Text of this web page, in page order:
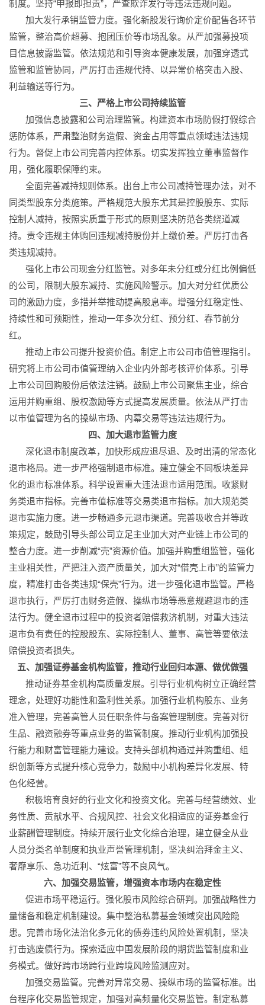
制度。坚持“申报即担责”，严查欺诈发行等违法违规问题。
加大发行承销监管力度。强化新股发行询价定价配售各环节
监管，整治高价超募、抱团压价等市场乱象。从严加强募投项
目信息披露监管。依法规范和引导资本健康发展，加强穿透式
监管和监管协同，严厉打击违规代持、以异常价格突击入股、
利益输送等行为。
三、严格上市公司持续监管
加强信息披露和公司治理监管。构建资本市场防假打假综合
惩防体系，严肃整治财务造假、资金占用等重点领域违法违规
行为。督促上市公司完善内控体系。切实发挥独立董事监督作
用，强化履职保障约束。
全面完善减持规则体系。出台上市公司减持管理办法，对不
同类型股东分类施策。严格规范大股东尤其是控股股东、实际
控制人减持，按照实质重于形式的原则坚决防范各类绕道减
持。责令违规主体购回违规减持股份并上缴价差。严厉打击各
类违规减持。
强化上市公司现金分红监管。对多年未分红或分红比例偏低
的公司，限制大股东减持、实施风险警示。加大对分红优质公
司的激励力度，多措并举推动提高股息率。增强分红稳定性、
持续性和可预期性，推动一年多次分红、预分红、春节前分
红。
推动上市公司提升投资价值。制定上市公司市值管理指引。
研究将上市公司市值管理纳入企业内外部考核评价体系。引导
上市公司回购股份后依法注销。鼓励上市公司聚焦主业，综合
运用并购重组、股权激励等方式提高发展质量。依法从严打击
以市值管理为名的操纵市场、内幕交易等违法违规行为。
四、加大退市监管力度
深化退市制度改革，加快形成应退尽退、及时出清的常态化
退市格局。进一步严格强制退市标准。建立健全不同板块差异
化的退市标准体系。科学设置重大违法退市适用范围。收紧财
务类退市指标。完善市值标准等交易类退市指标。加大规范类
退市实施力度。进一步畅通多元退市渠道。完善吸收合并等政
策规定，鼓励引导头部公司立足主业加大对产业链上市公司的
整合力度。进一步削减“壳”资源价值。加强并购重组监管，强化
主业相关性，严把注入资产质量关，加大对“借壳上市”的监管力
度，精准打击各类违规“保壳”行为。进一步强化退市监管。严格
退市执行，严厉打击财务造假、操纵市场等恶意规避退市的违
法行为。健全退市过程中的投资者赔偿救济机制，对重大违法
退市负有责任的控股股东、实际控制人、董事、高管等要依法
赔偿投资者损失。
五、加强证券基金机构监管，推动行业回归本源、做优做强
推动证券基金机构高质量发展。引导行业机构树立正确经营
理念，处理好功能性和盈利性关系。加强行业机构股东、业务
准入管理，完善高管人员任职条件与备案管理制度。完善对衍
生品、融资融券等重点业务的监管制度。推动行业机构加强投
行能力和财富管理能力建设。支持头部机构通过并购重组、组
织创新等方式提升核心竞争力，鼓励中小机构差异化发展、特
色化经营。
积极培育良好的行业文化和投资文化。完善与经营绩效、业
务性质、贡献水平、合规风控、社会文化相适应的证券基金行
业薪酬管理制度。持续开展行业文化综合治理，建立健全从业
人员分类名单制度和执业声誉管理机制，坚决纠治拜金主义、
奢靡享乐、急功近利、“炫富”等不良风气。
六、加强交易监管，增强资本市场内在稳定性
促进市场平稳运行。强化股市风险综合研判。加强战略性力
量储备和稳定机制建设。集中整治私募基金领域突出风险隐
患。完善市场化法治化多元化的债券违约风险处置机制，坚决
打击逃废债行为。探索适应中国发展阶段的期货监管制度和业
务模式。做好跨市场跨行业跨境风险监测应对。
加强交易监管。完善对异常交易、操纵市场的监管标准。出
台程序化交易监管规定，加强对高频量化交易监管。制定私募